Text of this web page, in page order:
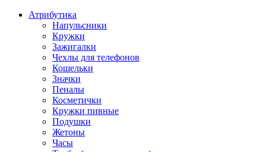
Атрибутика
Напульсники
Кружки
Зажигалки
Чехлы для телефонов
Кошельки
Значки
Пеналы
Косметички
Кружки пивные
Подушки
Жетоны
Часы